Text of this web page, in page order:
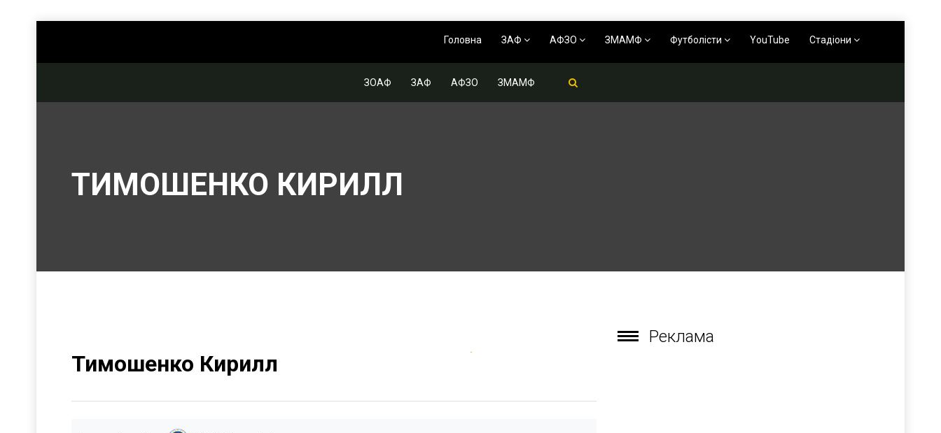
Головна ЗАФ АФЗО ЗМАМФ Футболісти YouTube Стадіони
ЗОАФ ЗАФ АФЗО ЗМАМФ
ТИМОШЕНКО КИРИЛЛ
Тимошенко Кирилл
Реклама